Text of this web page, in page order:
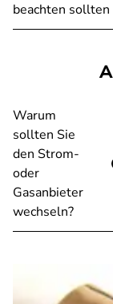
beachten sollten
Warum
sollten Sie
den Strom-
oder
Gasanbieter
wechseln?